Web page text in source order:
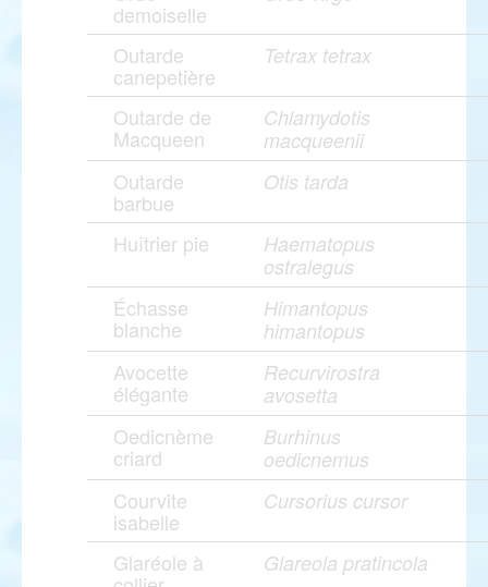
demoiselle
Outarde
canepetière
Tetrax tetrax
Outarde de
Macqueen
Chlamydotis
macqueenii
Outarde
barbue
Otis tarda
Huîtrier pie
Haematopus
ostralegus
Échasse
blanche
Himantopus
himantopus
Avocette
élégante
Recurvirostra
avosetta
Oedicnème
criard
Burhinus
oedicnemus
Courvite
isabelle
Cursorius cursor
Glaréole à Glareola pratincola